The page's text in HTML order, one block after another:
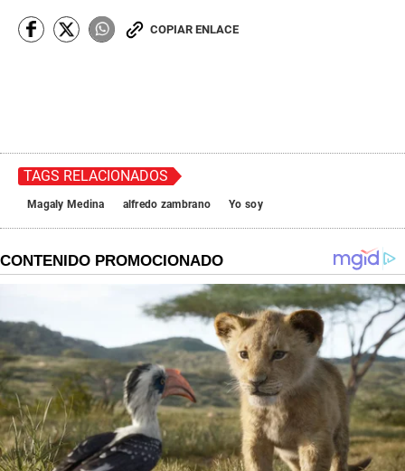
COPIAR ENLACE
TAGS RELACIONADOS
Magaly Medina alfredo zambrano Yo soy